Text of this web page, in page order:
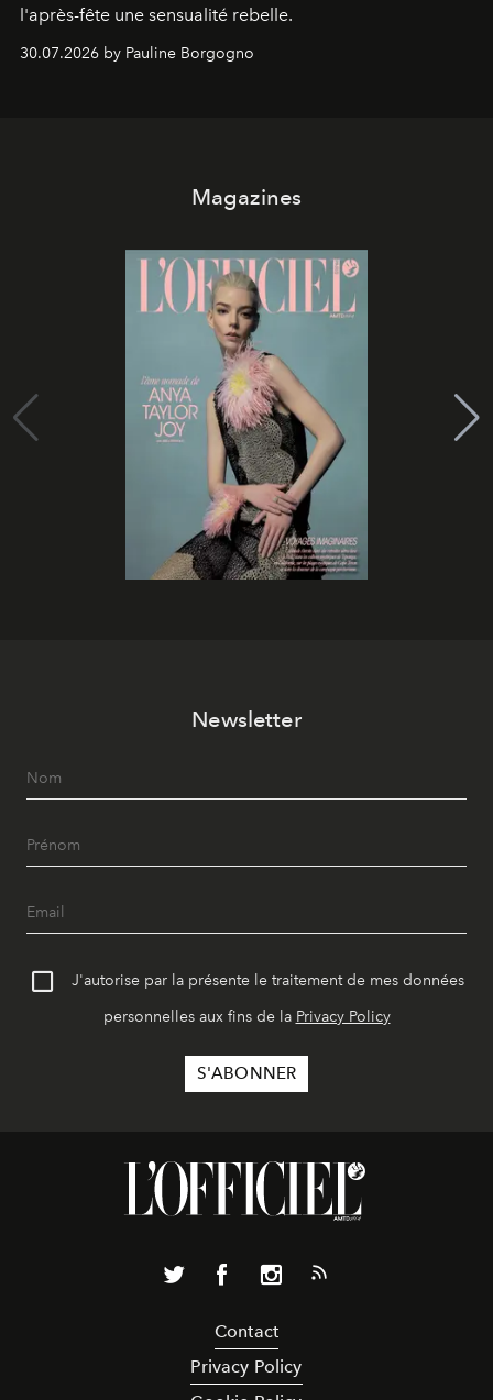
l'après-fête une sensualité rebelle.
30.07.2026 by Pauline Borgogno
Magazines
Newsletter
J'autorise par la présente le traitement de mes données
personnelles aux fins de la Privacy Policy
Contact
Privacy Policy